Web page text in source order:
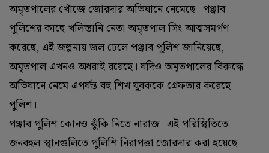
অমৃতপালের খোঁজে জোরদার অভিযানে নেমেছে। পঞ্জাব
পুলিশের কাছে খলিস্তানি নেতা অমৃতপাল সিং আত্মসমর্পণ
করেছে, এই জল্পনায় জল ঢেলে পঞ্জাব পুলিশ জানিয়েছে,
অমৃতপাল এখনও অধরাই রয়েছে। যদিও অমৃতপালের বিরুদ্ধে
অভিযানে নেমে এপর্যন্ত বহু শিখ যুবককে গ্রেফতার করেছে
পুলিশ।
পঞ্জাব পুলিশ কোনও ঝুঁকি নিতে নারাজ। এই পরিস্থিতিতে
জনবহুল স্থানগুলিতে পুলিশি নিরাপত্তা জোরদার করা হয়েছে।